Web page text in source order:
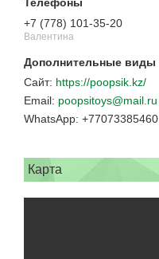
+7 (778) 101-35-20
Валентина
https://poopsik.kz/
poopsitoys@mail.ru
+77073385460
Карта